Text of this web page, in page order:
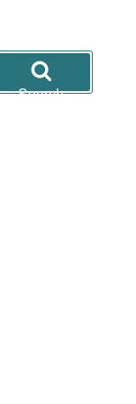
Search